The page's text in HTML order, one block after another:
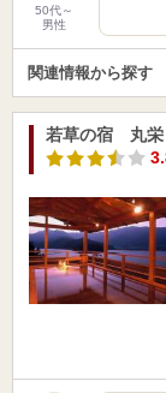
50代～
男性
関連情報から探す
若草の宿 丸栄